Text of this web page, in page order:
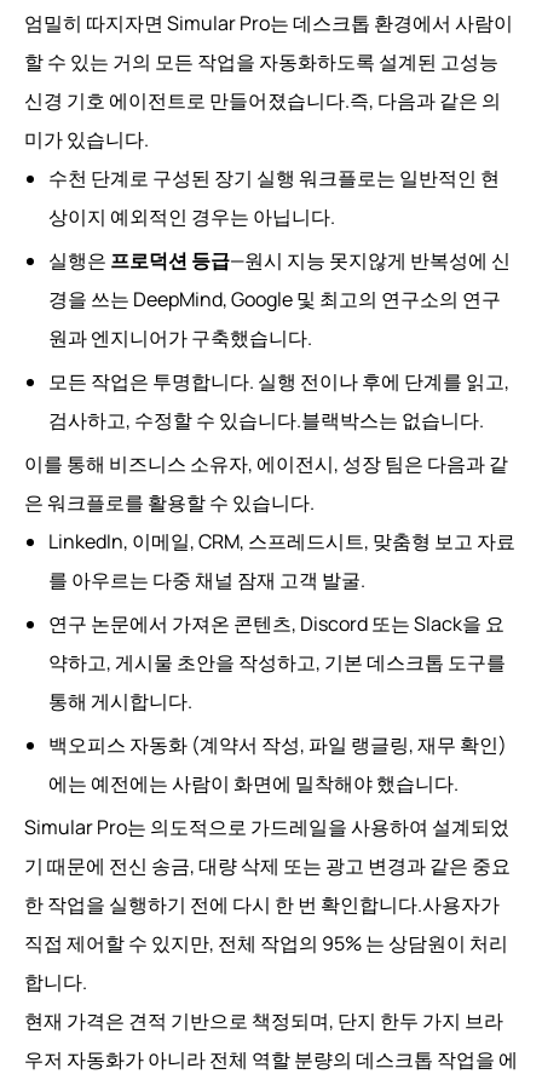
엄밀히 따지자면 Simular Pro는 데스크톱 환경에서 사람이
할 수 있는 거의 모든 작업을 자동화하도록 설계된 고성능
신경 기호 에이전트로 만들어졌습니다.즉, 다음과 같은 의
미가 있습니다.
수천 단계로 구성된 장기 실행 워크플로는 일반적인 현
상이지 예외적인 경우는 아닙니다.
실행은 프로덕션 등급—원시 지능 못지않게 반복성에 신
경을 쓰는 DeepMind, Google 및 최고의 연구소의 연구
원과 엔지니어가 구축했습니다.
모든 작업은 투명합니다. 실행 전이나 후에 단계를 읽고,
검사하고, 수정할 수 있습니다.블랙박스는 없습니다.
이를 통해 비즈니스 소유자, 에이전시, 성장 팀은 다음과 같
은 워크플로를 활용할 수 있습니다.
LinkedIn, 이메일, CRM, 스프레드시트, 맞춤형 보고 자료
를 아우르는 다중 채널 잠재 고객 발굴.
연구 논문에서 가져온 콘텐츠, Discord 또는 Slack을 요
약하고, 게시물 초안을 작성하고, 기본 데스크톱 도구를
통해 게시합니다.
백오피스 자동화 (계약서 작성, 파일 랭글링, 재무 확인)
에는 예전에는 사람이 화면에 밀착해야 했습니다.
Simular Pro는 의도적으로 가드레일을 사용하여 설계되었
기 때문에 전신 송금, 대량 삭제 또는 광고 변경과 같은 중요
한 작업을 실행하기 전에 다시 한 번 확인합니다.사용자가
직접 제어할 수 있지만, 전체 작업의 95% 는 상담원이 처리
합니다.
현재 가격은 견적 기반으로 책정되며, 단지 한두 가지 브라
우저 자동화가 아니라 전체 역할 분량의 데스크톱 작업을 에